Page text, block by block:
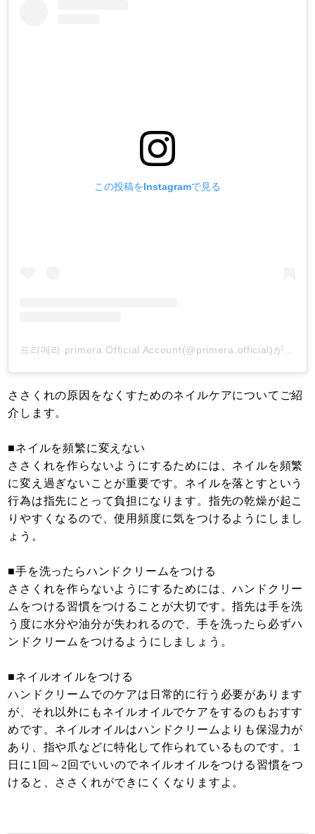
この投稿をInstagramで見る
ささくれの原因をなくすためのネイルケアについてご紹
介します。
■ネイルを頻繁に変えない
ささくれを作らないようにするためには、ネイルを頻繁
に変え過ぎないことが重要です。ネイルを落とすという
行為は指先にとって負担になります。指先の乾燥が起こ
りやすくなるので、使用頻度に気をつけるようにしまし
ょう。
■手を洗ったらハンドクリームをつける
ささくれを作らないようにするためには、ハンドクリー
ムをつける習慣をつけることが大切です。指先は手を洗
う度に水分や油分が失われるので、手を洗ったら必ずハ
ンドクリームをつけるようにしましょう。
■ネイルオイルをつける
ハンドクリームでのケアは日常的に行う必要があります
が、それ以外にもネイルオイルでケアをするのもおすす
めです。ネイルオイルはハンドクリームよりも保湿力が
あり、指や爪などに特化して作られているものです。１
日に1回～2回でいいのでネイルオイルをつける習慣をつ
けると、ささくれができにくくなりますよ。